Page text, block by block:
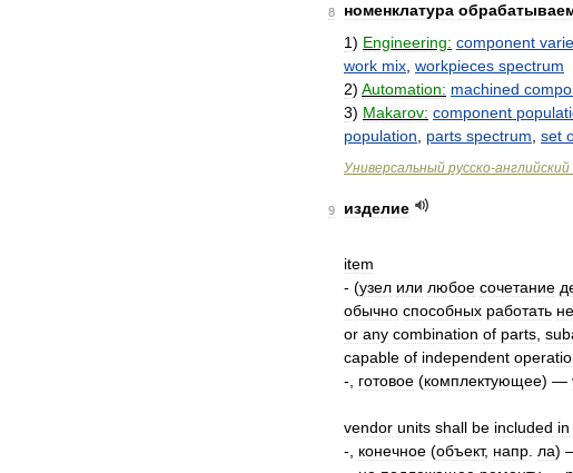
8 номенклатура
1) Engineering: component
work mix workpieces spectrum
2) Automation: machined
3) Makarov: component
population
parts spectrum set
Универсальный русско-английский
9 изделие
item
- (узел или любое сочетание
обычно способных работать
or any combination of parts
capable of independent
-, готовое (комплектующее) —
vendor units shall be included in
-, конечное (объект, напр ла)